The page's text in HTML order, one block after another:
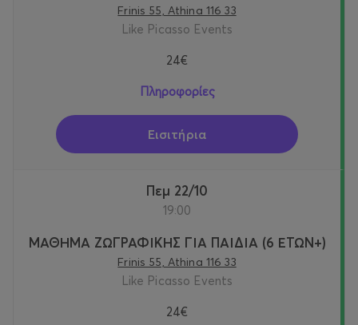
Frinis 55, Athina 116 33
Like Picasso Events
24€
Πληροφορίες
Εισιτήρια
Πεμ 22/10
19:00
ΜΑΘΗΜΑ ΖΩΓΡΑΦΙΚΗΣ ΓΙΑ ΠΑΙΔΙΑ (6 ΕΤΩΝ+)
Frinis 55, Athina 116 33
Like Picasso Events
24€